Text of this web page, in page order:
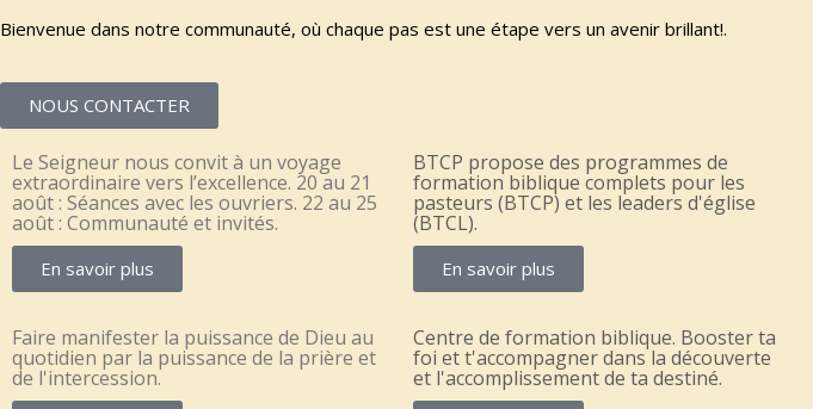
Bienvenue dans notre communauté, où chaque pas est une étape vers un avenir brillant!.
NOUS CONTACTER
Le Seigneur nous convit à un voyage
extraordinaire vers l’excellence. 20 au 21
août : Séances avec les ouvriers. 22 au 25
août : Communauté et invités.
En savoir plus
BTCP propose des programmes de
formation biblique complets pour les
pasteurs (BTCP) et les leaders d'église
(BTCL).
En savoir plus
Faire manifester la puissance de Dieu au
quotidien par la puissance de la prière et
de l'intercession.
Centre de formation biblique. Booster ta
foi et t'accompagner dans la découverte
et l'accomplissement de ta destiné.